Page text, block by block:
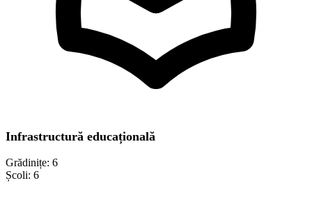
Infrastructură educațională
Grădinițe: 6
Școli: 6